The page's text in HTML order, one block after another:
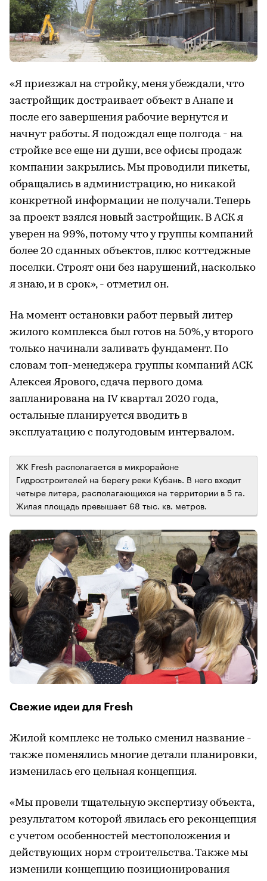
«Я приезжал на стройку, меня убеждали, что
застройщик достраивает объект в Анапе и
после его завершения рабочие вернутся и
начнут работы. Я подождал еще полгода - на
стройке все еще ни души, все офисы продаж
компании закрылись. Мы проводили пикеты,
обращались в администрацию, но никакой
конкретной информации не получали. Теперь
за проект взялся новый застройщик. В АСК я
уверен на 99%, потому что у группы компаний
более 20 сданных объектов, плюс коттеджные
поселки. Строят они без нарушений, насколько
я знаю, и в срок», - отметил он.
На момент остановки работ первый литер
жилого комплекса был готов на 50%, у второго
только начинали заливать фундамент. По
словам топ-менеджера группы компаний АСК
Алексея Ярового, сдача первого дома
запланирована на IV квартал 2020 года,
остальные планируется вводить в
эксплуатацию с полугодовым интервалом.
ЖК Fresh располагается в микрорайоне
Гидростроителей на берегу реки Кубань. В него входит
четыре литера, располагающихся на территории в 5 га.
Жилая площадь превышает 68 тыс. кв. метров.
Свежие идеи для Fresh
Жилой комплекс не только сменил название -
также поменялись многие детали планировки,
изменилась его цельная концепция.
«Мы провели тщательную экспертизу объекта,
результатом которой явилась его реконцепция
с учетом особенностей местоположения и
действующих норм строительства. Также мы
изменили концепцию позиционирования